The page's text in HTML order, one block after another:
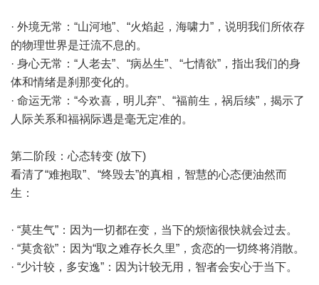
· 外境无常：“山河地”、“火焰起，海啸力”，说明我们所依存
的物理世界是迁流不息的。
· 身心无常：“人老去”、“病丛生”、“七情欲”，指出我们的身
体和情绪是刹那变化的。
· 命运无常：“今欢喜，明儿弃”、“福前生，祸后续”，揭示了
人际关系和福祸际遇是毫无定准的。
第二阶段：心态转变 (放下)
看清了“难抱取”、“终毁去”的真相，智慧的心态便油然而
生：
· “莫生气”：因为一切都在变，当下的烦恼很快就会过去。
· “莫贪欲”：因为“取之难存长久里”，贪恋的一切终将消散。
· “少计较，多安逸”：因为计较无用，智者会安心于当下。